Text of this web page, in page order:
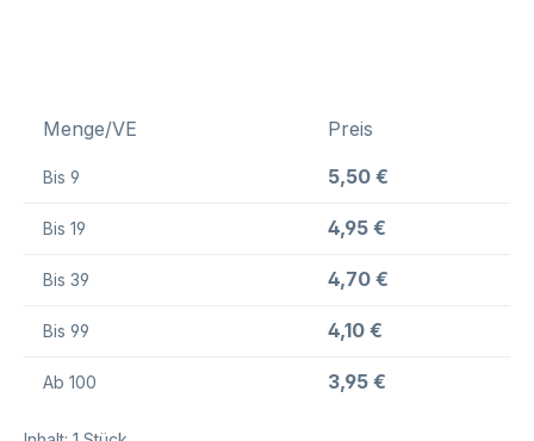
Menge/VE Preis
Bis 9 5,50 €
Bis 19 4,95 €
Bis 39 4,70 €
Bis 99 4,10 €
Ab 100 3,95 €